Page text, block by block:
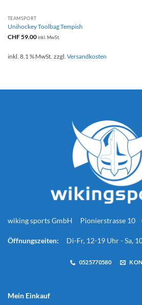
TEAMSPORT
Unihockey Toolbag Tempish
CHF59.00 inkl. MwSt.
inkl. 8.1 % MwSt. zzgl. Versandkosten
wiking sports GmbH Pionierstrasse 10
Öffnungszeiten: Di-Fr, 12-19 Uhr - Sa,
0525770580
Mein Einkauf